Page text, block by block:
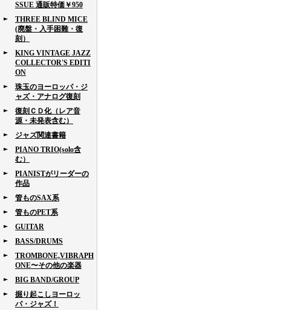
SSUE 通販特価￥950
THREE BLIND MICE
(廃盤・入手困難・復
刻）
KING VINTAGE JAZZ
COLLECTOR'S EDITI
ON
珠玉のヨーロッパ・ジ
ャズ・アナログ復刻
復刻ＣＤ化（レア音
源・未発表含む）
ジャズ関連書籍
PIANO TRIO(solo含
む）
PIANISTがリーダーの
作品
管ものSAX系
管ものPET系
GUITAR
BASS/DRUMS
TROMBONE,VIBRAPH
ONE〜その他の楽器
BIG BAND/GROUP
掘り起こしヨーロッ
パ・ジャズ！